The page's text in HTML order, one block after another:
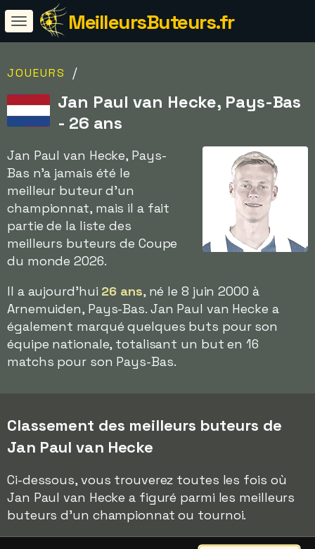
MeilleursButeurs.fr
JOUEURS /
Jan Paul van Hecke, Pays-Bas
- 26 ans
Jan Paul van Hecke, Pays-
Bas n'a jamais été le
meilleur buteur d'un
championnat, mais il a fait
partie de la liste des
meilleurs buteurs de Coupe
du monde 2026.
Il a aujourd'hui 26 ans, né le 8 juin 2000 à
Arnemuiden, Pays-Bas. Jan Paul van Hecke a
également marqué quelques buts pour son
équipe nationale, totalisant un but en 16
matchs pour son Pays-Bas.
Classement des meilleurs buteurs de
Jan Paul van Hecke
Ci-dessous, vous trouverez toutes les fois où
Jan Paul van Hecke a figuré parmi les meilleurs
buteurs d'un championnat ou tournoi.